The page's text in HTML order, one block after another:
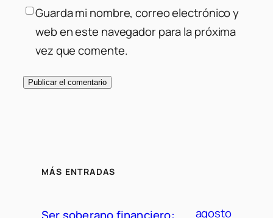
Guarda mi nombre, correo electrónico y
web en este navegador para la próxima
vez que comente.
MÁS ENTRADAS
agosto